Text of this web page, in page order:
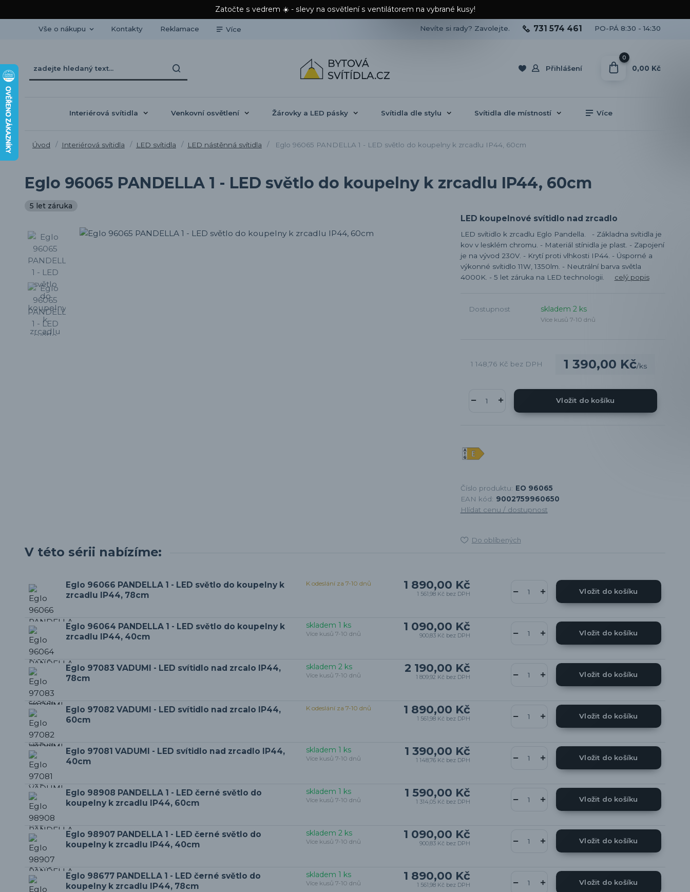
Zatočte s vedrem ☀️ - slevy na osvětlení s ventilátorem na vybrané kusy!
Vše o nákupu Kontakty Reklamace Více
Přihlášení
Nevíte si rady? Zavolejte. 731 574 461 PO-PÁ 8:30 - 14:30
0
0,00 Kč
Interiérová svítidla Venkovní osvětlení Žárovky a LED pásky Svítidla dle stylu Svítidla dle místností Více
Úvod Interiérová svítidla LED svítidla LED nástěnná svítidla Eglo 96065 PANDELLA 1 - LED světlo do koupelny k zrcadlu IP44, 60cm
Eglo 96065 PANDELLA 1 - LED světlo do koupelny k zrcadlu IP44, 60cm
5 let záruka
LED koupelnové svítidlo nad zrcadlo
LED svítidlo k zrcadlu Eglo Pandella. - Základna svítidla je
kov v lesklém chromu. - Materiál stínidla je plast. - Zapojení
je na vývod 230V. - Krytí proti vlhkosti IP44. - Úsporné a
výkonné svítidlo 11W, 1350lm. - Neutrální barva světla
4000K. - 5 let záruka na LED technologii. celý popis
Dostupnost skladem 2 ks
Více kusů 7-10 dnů
1 390,00 Kč/ks
1 148,76 Kč bez DPH
Vložit do košíku
Číslo produktu: EO 96065
EAN kód: 9002759960650
Hlídat cenu / dostupnost
Do oblíbených
V této sérii nabízíme:
Eglo 96066 PANDELLA 1 - LED světlo do koupelny k
zrcadlu IP44, 78cm
1 890,00 Kč
1 561,98 Kč bez DPH
K odeslání za 7-10 dnů
Vložit do košíku
Eglo 96064 PANDELLA 1 - LED světlo do koupelny k
zrcadlu IP44, 40cm
1 090,00 Kč
900,83 Kč bez DPH
skladem 1 ks
Více kusů 7-10 dnů Vložit do košíku
Eglo 97083 VADUMI - LED svítidlo nad zrcalo IP44,
78cm
2 190,00 Kč
1 809,92 Kč bez DPH
skladem 2 ks
Více kusů 7-10 dnů Vložit do košíku
Eglo 97082 VADUMI - LED svítidlo nad zrcalo IP44,
60cm
1 890,00 Kč
1 561,98 Kč bez DPH
K odeslání za 7-10 dnů
Vložit do košíku
Eglo 97081 VADUMI - LED svítidlo nad zrcadlo IP44,
40cm
1 390,00 Kč
1 148,76 Kč bez DPH
skladem 1 ks
Více kusů 7-10 dnů Vložit do košíku
Eglo 98908 PANDELLA 1 - LED černé světlo do
koupelny k zrcadlu IP44, 60cm
1 590,00 Kč
1 314,05 Kč bez DPH
skladem 1 ks
Více kusů 7-10 dnů Vložit do košíku
Eglo 98907 PANDELLA 1 - LED černé světlo do
koupelny k zrcadlu IP44, 40cm
1 090,00 Kč
900,83 Kč bez DPH
skladem 2 ks
Více kusů 7-10 dnů Vložit do košíku
Eglo 98677 PANDELLA 1 - LED černé světlo do
koupelny k zrcadlu IP44, 78cm
1 890,00 Kč
1 561,98 Kč bez DPH
skladem 1 ks
Více kusů 7-10 dnů Vložit do košíku